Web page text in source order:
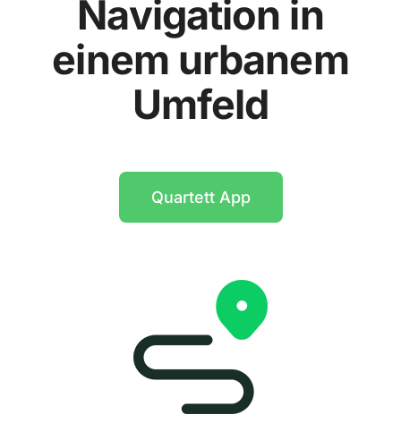
Navigation in
einem urbanem
Umfeld
Quartett App